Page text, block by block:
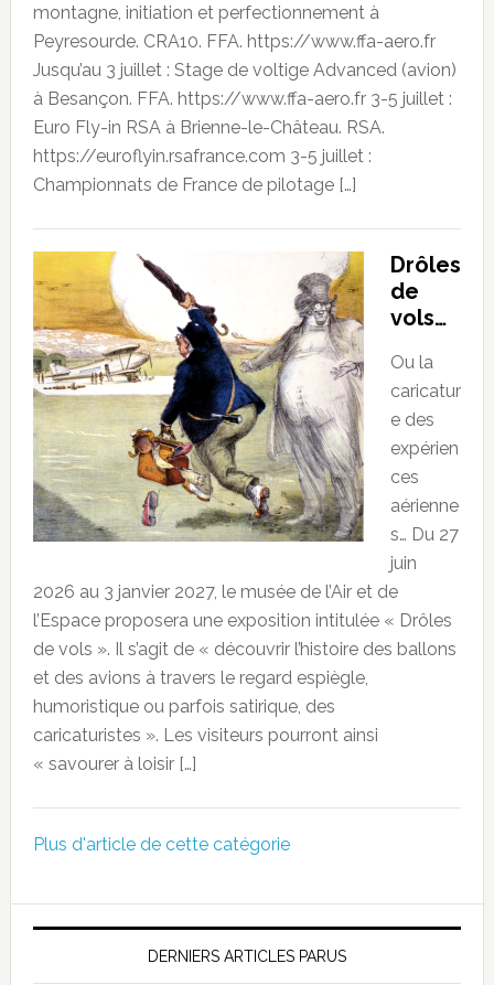
montagne, initiation et perfectionnement à
Peyresourde. CRA10. FFA. https://www.ffa-aero.fr
Jusqu’au 3 juillet : Stage de voltige Advanced (avion)
à Besançon. FFA. https://www.ffa-aero.fr 3-5 juillet :
Euro Fly-in RSA à Brienne-le-Château. RSA.
https://euroflyin.rsafrance.com 3-5 juillet :
Championnats de France de pilotage […]
Drôles
de
vols…
Ou la
caricatur
e des
expérien
ces
aérienne
s… Du 27
juin
2026 au 3 janvier 2027, le musée de l’Air et de
l’Espace proposera une exposition intitulée « Drôles
de vols ». Il s’agit de « découvrir l’histoire des ballons
et des avions à travers le regard espiègle,
humoristique ou parfois satirique, des
caricaturistes ». Les visiteurs pourront ainsi
« savourer à loisir […]
Plus d'article de cette catégorie
DERNIERS ARTICLES PARUS